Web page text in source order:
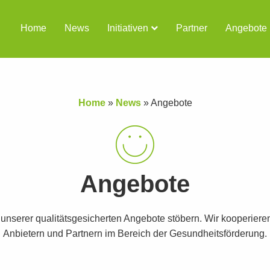
Home News Initiativen Partner Angebote
Home» News»Angebote
Angebote
qualitätsgesicherten Angebote stöbern. Wir
Anbietern und Partnern im Bereich der Gesundheitsförderung.